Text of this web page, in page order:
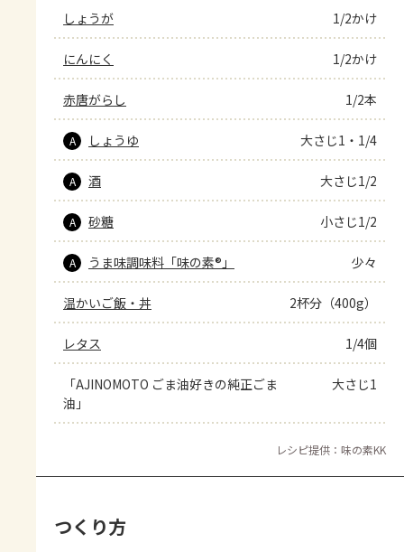
しょうが 1/2かけ
にんにく 1/2かけ
赤唐がらし 1/2本
A しょうゆ 大さじ1・1/4
A 酒 大さじ1/2
A 砂糖 小さじ1/2
A うま味調味料「味の素®」 少々
温かいご飯・丼 2杯分（400g）
レタス 1/4個
「AJINOMOTO ごま油好きの純正ごま
油」
大さじ1
レシピ提供：味の素KK
つくり方